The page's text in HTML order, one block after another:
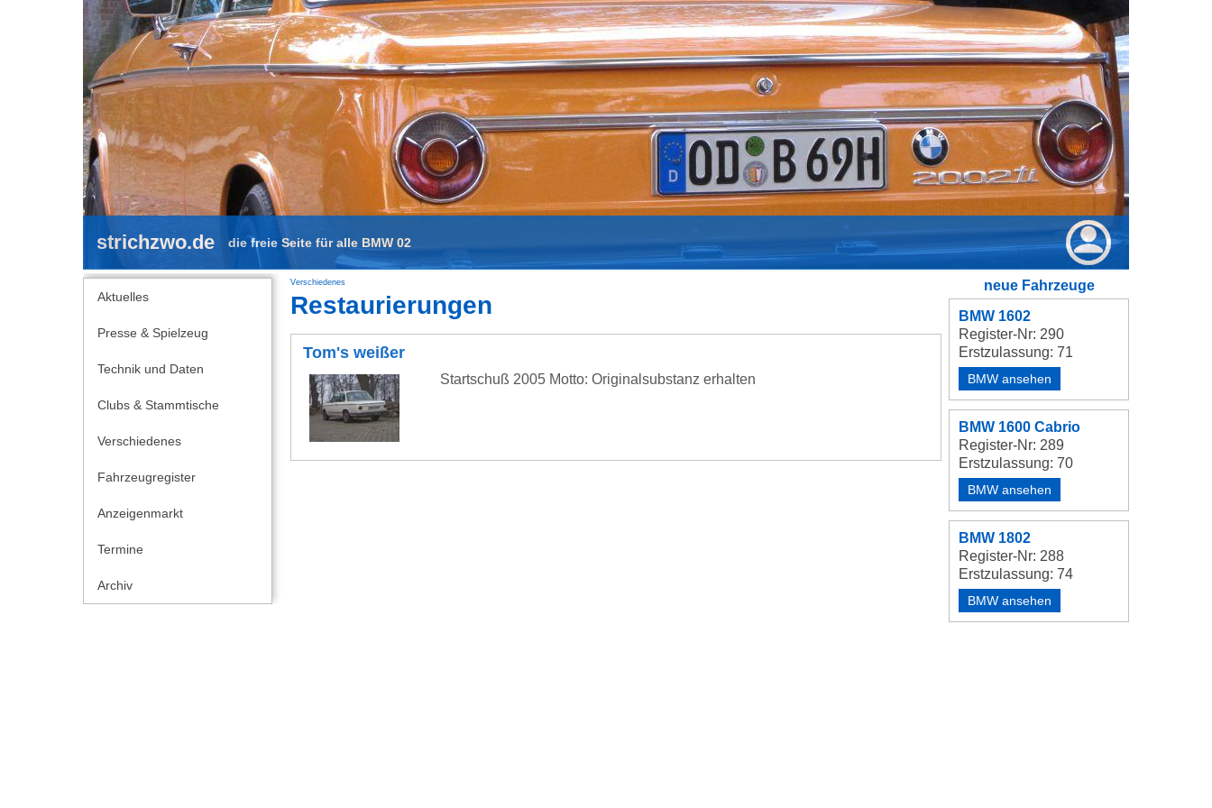
strichzwo.de die freie Seite für alle BMW 02
Aktuelles
Presse & Spielzeug
Technik und Daten
Clubs & Stammtische
Verschiedenes
Fahrzeugregister
Anzeigenmarkt
Termine
Archiv
Verschiedenes
Restaurierungen
Tom's weißer
Startschuß 2005 Motto: Originalsubstanz erhalten
neue Fahrzeuge
BMW 1602
Register-Nr: 290
Erstzulassung: 71
BMW ansehen
BMW 1600 Cabrio
Register-Nr: 289
Erstzulassung: 70
BMW ansehen
BMW 1802
Register-Nr: 288
Erstzulassung: 74
BMW ansehen